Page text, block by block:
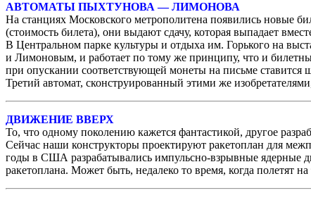
АВТОМАТЫ ПЫХТУНОВА — ЛИМОНОВА
На станциях Московского метрополитена появились новые
(стоимость билета), они выдают сдачу, которая выпадает
В Центральном парке культуры и отдыха им. Горького на
и Лимоновым, и работает по тому же принципу, что и
при опускании соответствующей монеты на письме
Третий автомат, сконструированный этими же
ДВИЖЕНИЕ ВВЕРХ
То, что одному поколению кажется фантастикой, другое
Сейчас наши конструкторы проектируют ракетоплан для
годы в США разрабатывались импульсно-взрывные ядерные
ракетоплана. Может быть, недалеко то время, когда полетят